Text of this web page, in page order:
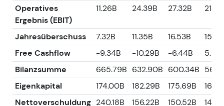
Operatives
Ergebnis (EBIT)
11.26B 24.39B 27.32B
Jahresüberschuss 7.32B 11.35B 16.53B
Free Cashflow
-9.34B -10.29B -6.44B
Bilanzsumme
665.79B 632.90B 600.34B
Eigenkapital
174.00B 182.29B 175.69B
Nettoverschuldung 240.18B 156.22B 150.52B